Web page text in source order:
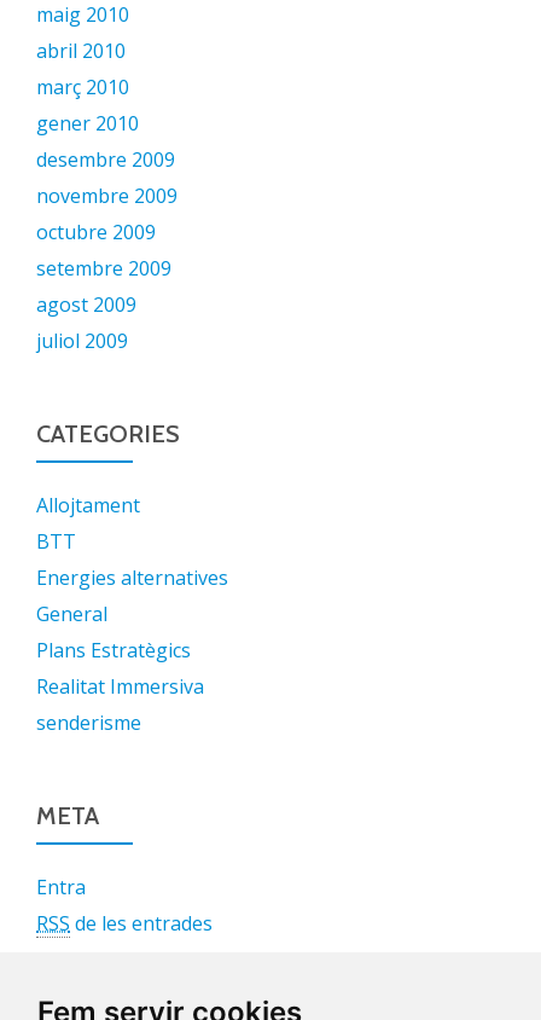
Fem servir cookies
maig 2010
abril 2010
març 2010
gener 2010
desembre 2009
novembre 2009
octubre 2009
setembre 2009
agost 2009
juliol 2009
CATEGORIES
Allojtament
BTT
Energies alternatives
General
Plans Estratègics
Realitat Immersiva
senderisme
META
Entra
RSS de les entrades
WordPress.org